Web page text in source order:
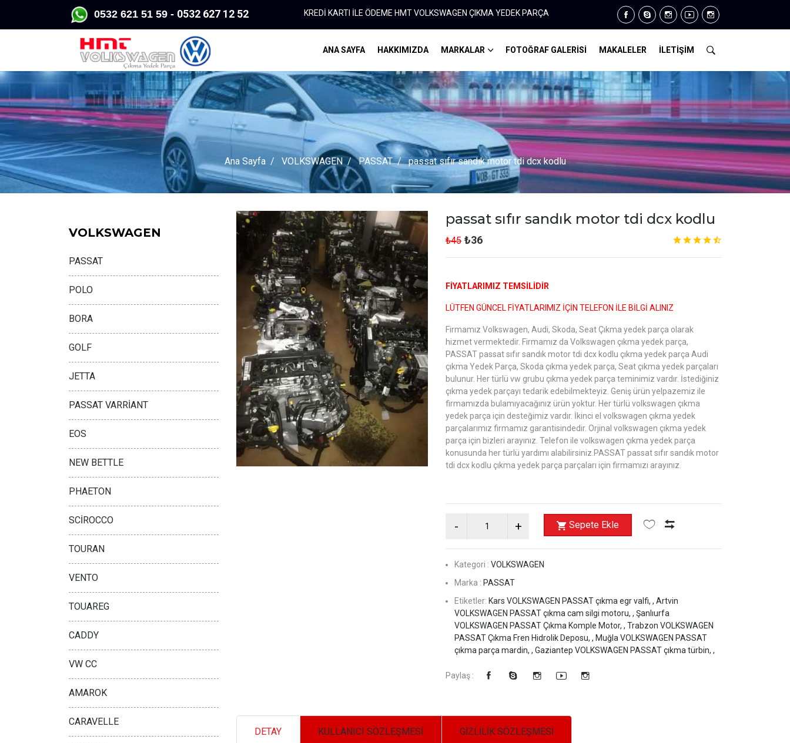
0532 621 51 59 - 0532 627 12 52 KREDİ KARTI İLE ÖDEME HMT VOLKSWAGEN ÇIKMA YEDEK PARÇA 0312 386 34 14
ANA SAYFA HAKKIMIZDA MARKALAR FOTOĞRAF GALERİSİ MAKALELER İLETİŞİM
Ana Sayfa VOLKSWAGEN PASSAT passat sıfır sandık motor tdi dcx kodlu
passat sıfır sandık motor tdi dcx kodlu
₺45 ₺36
FİYATLARIMIZ TEMSİLİDİR
LÜTFEN GÜNCEL FİYATLARIMIZ İÇİN TELEFON İLE BİLGİ ALINIZ
Firmamız Volkswagen, Audi, Skoda, Seat Çıkma yedek parça olarak
hizmet vermektedir. Firmamız da Volkswagen çıkma yedek parça,
PASSAT passat sıfır sandık motor tdi dcx kodlu çıkma yedek parça Audi
çıkma Yedek Parça, Skoda çıkma yedek parça, Seat çıkma yedek parçaları
bulunur. Her türlü vw grubu çıkma yedek parça teminimiz vardır. İstediğiniz
çıkma yedek parçayı tedarik edebilmekteyiz. Geniş ürün yelpazemiz ile
firmamızda bulamıyacağınız ürün yoktur. Her türlü volkswagen çıkma
yedek parça için desteğimiz vardır. İkinci el volkswagen çıkma yedek
parçalarımız firmamız garantisindedir. Orjinal volkswagen çıkma yedek
parça için bizleri arayınız. Telefon ile volkswagen çıkma yedek parça
konusunda her türlü yardımı alabilirsiniz.PASSAT passat sıfır sandık motor
tdi dcx kodlu çıkma yedek parça parçaları için firmamızı arayınız.
Sepete Ekle
Kategori :VOLKSWAGEN
Marka : PASSAT
Etiketler: Kars VOLKSWAGEN PASSAT çıkma egr valfi, ,Artvin
VOLKSWAGEN PASSAT çıkma cam silgi motoru, ,Şanlıurfa
VOLKSWAGEN PASSAT Çıkma Komple Motor, ,Trabzon VOLKSWAGEN
PASSAT Çıkma Fren Hidrolik Deposu, , Muğla VOLKSWAGEN PASSAT
çıkma parça mardin, ,Gaziantep VOLKSWAGEN PASSAT çıkma türbin, ,
Paylaş :
DETAY KULLANICI SÖZLEŞMESİ GİZLİLİK SÖZLEŞMESİ
VOLKSWAGEN
PASSAT
POLO
BORA
GOLF
JETTA
PASSAT VARRİANT
EOS
NEW BETTLE
PHAETON
SCİROCCO
TOURAN
VENTO
TOUAREG
CADDY
VW CC
AMAROK
CARAVELLE